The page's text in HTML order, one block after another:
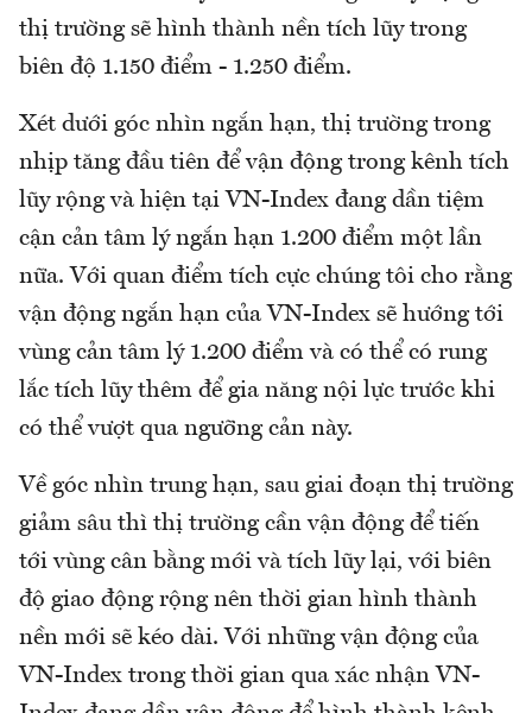
thị trường sẽ hình thành nền tích lũy trong
biên độ 1.150 điểm - 1.250 điểm.
Xét dưới góc nhìn ngắn hạn, thị trường trong
nhịp tăng đầu tiên để vận động trong kênh tích
lũy rộng và hiện tại VN-Index đang dần tiệm
cận cản tâm lý ngắn hạn 1.200 điểm một lần
nữa. Với quan điểm tích cực chúng tôi cho rằng
vận động ngắn hạn của VN-Index sẽ hướng tới
vùng cản tâm lý 1.200 điểm và có thể có rung
lắc tích lũy thêm để gia năng nội lực trước khi
có thể vượt qua ngưỡng cản này.
Về góc nhìn trung hạn, sau giai đoạn thị trường
giảm sâu thì thị trường cần vận động để tiến
tới vùng cân bằng mới và tích lũy lại, với biên
độ giao động rộng nên thời gian hình thành
nền mới sẽ kéo dài. Với những vận động của
VN-Index trong thời gian qua xác nhận VN-